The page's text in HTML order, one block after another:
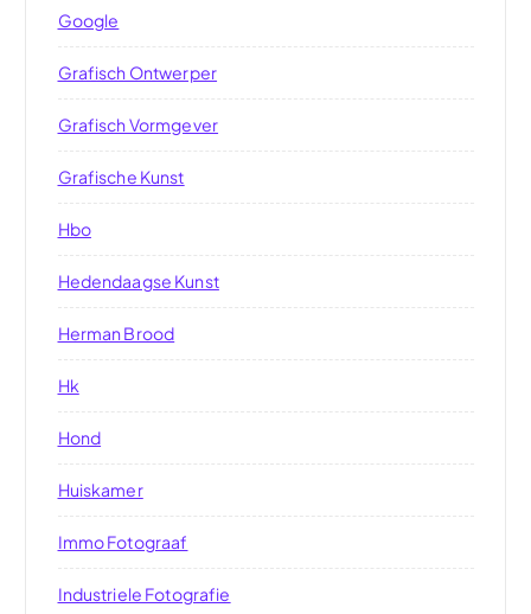
Google
Grafisch Ontwerper
Grafisch Vormgever
Grafische Kunst
Hbo
Hedendaagse Kunst
Herman Brood
Hk
Hond
Huiskamer
Immo Fotograaf
Industriele Fotografie